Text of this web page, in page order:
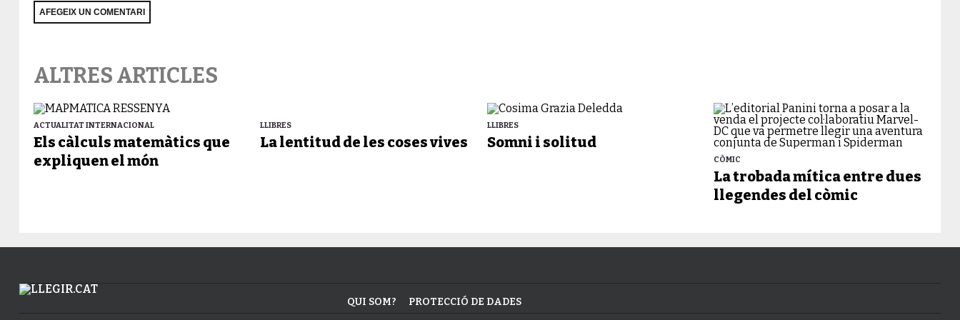
ALTRES ARTICLES
ACTUALITAT INTERNACIONAL
Els càlculs matemàtics que
expliquen el món
LLIBRES
La lentitud de les coses vives
LLIBRES
Somni i solitud
CÒMIC
La trobada mítica entre dues
llegendes del còmic
QUI SOM? PROTECCIÓ DE DADES